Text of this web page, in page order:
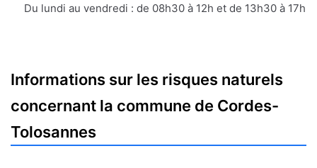
mail
Du lundi au vendredi : de 08h30 à 12h et de 13h30 à 17h
Informations sur les risques naturels
concernant la commune de Cordes-
Tolosannes